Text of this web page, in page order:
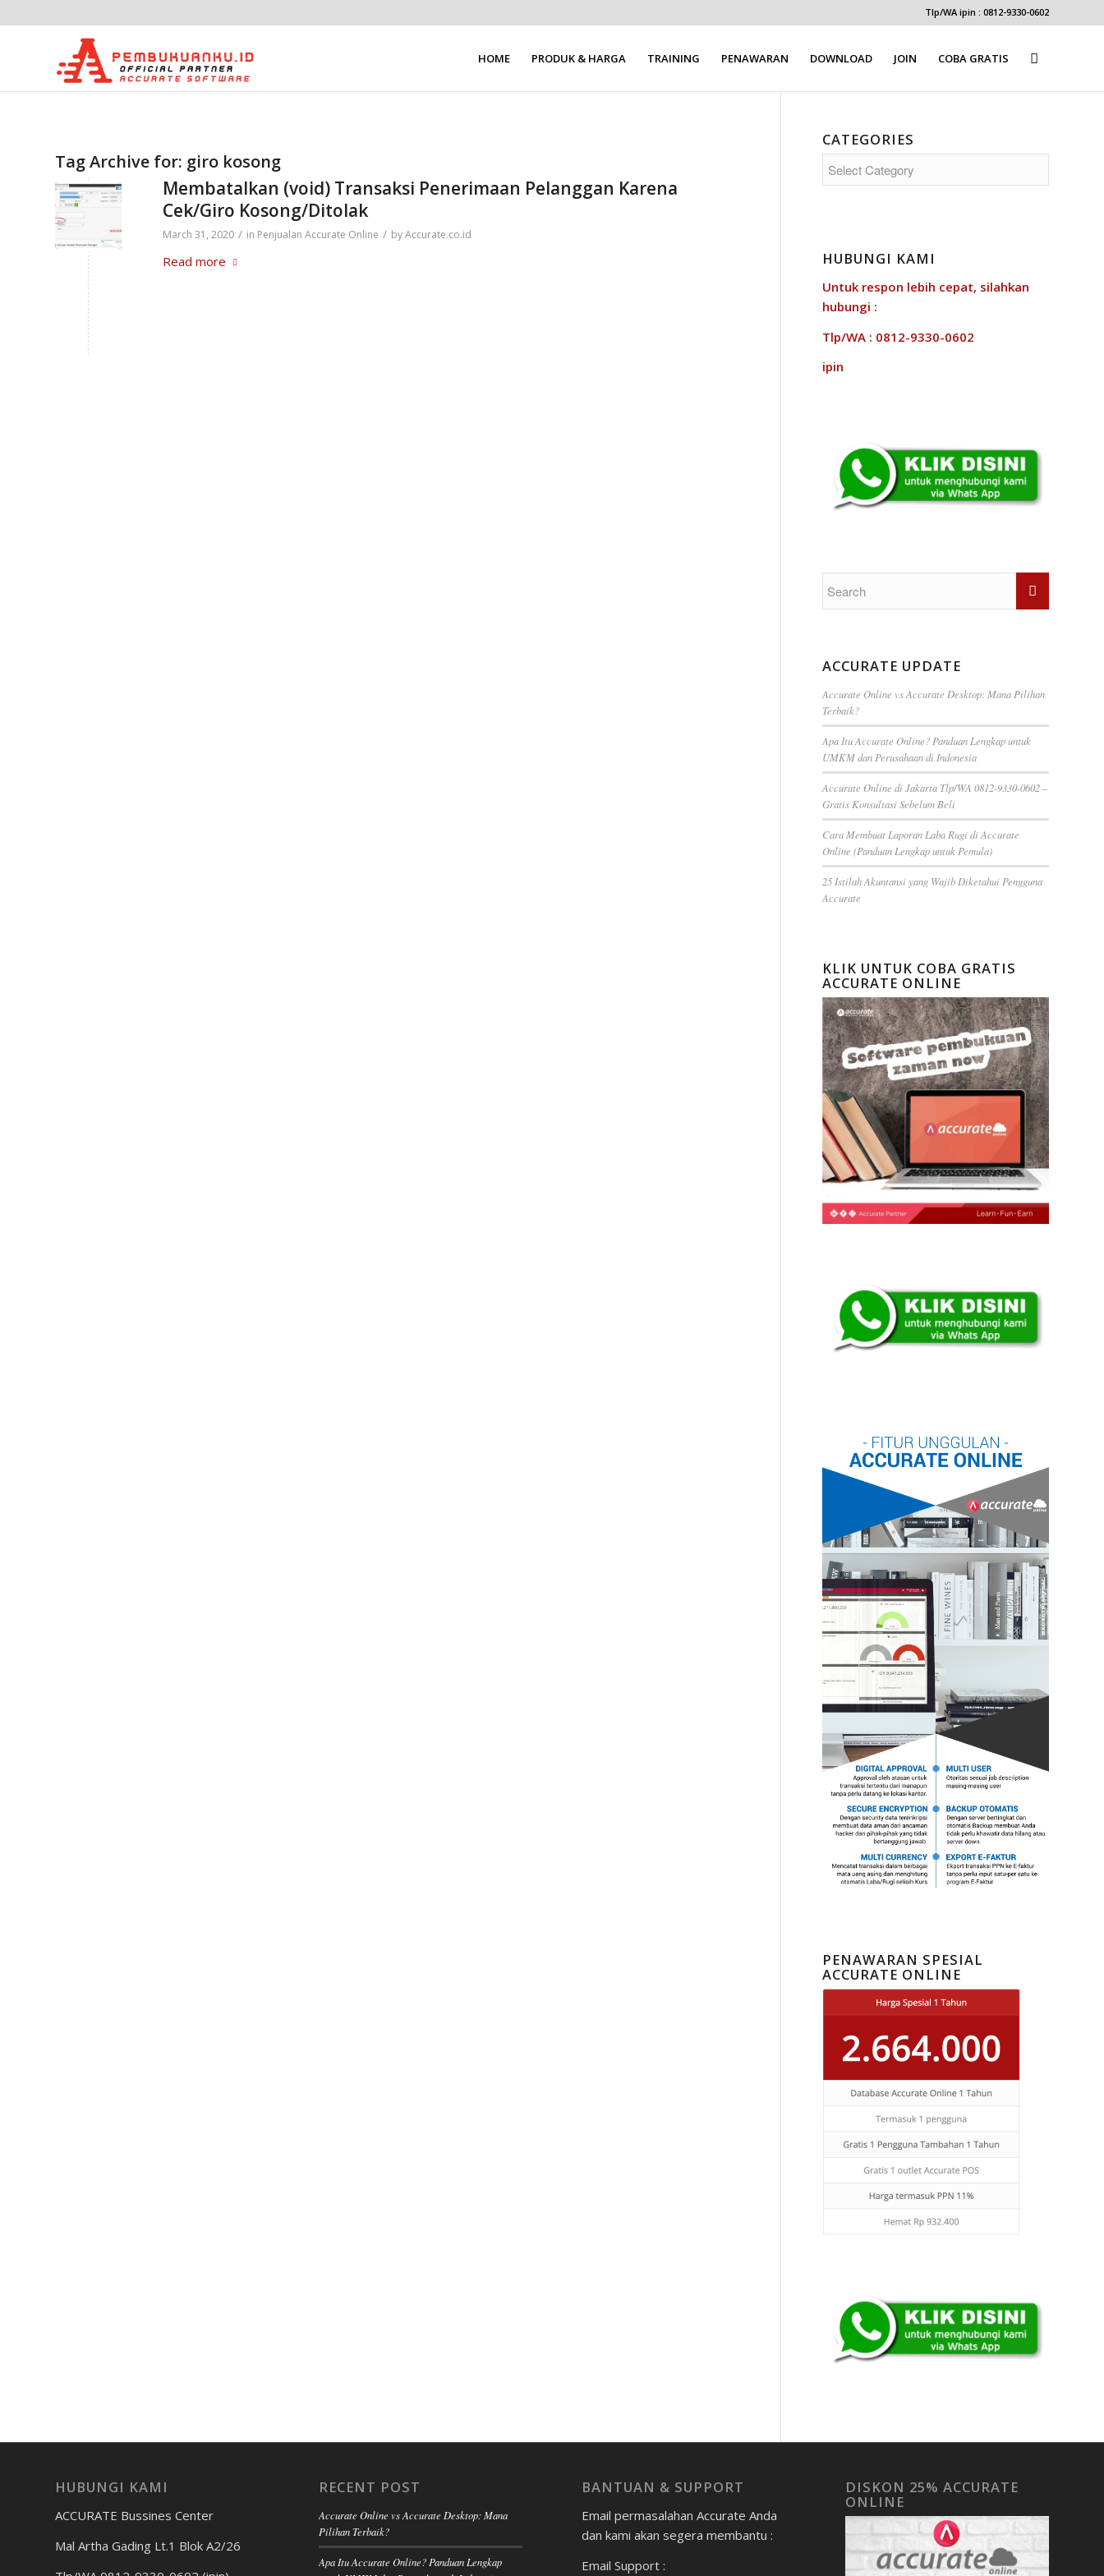
Tlp/WA ipin : 0812-9330-0602
HOME PRODUK & HARGA TRAINING PENAWARAN DOWNLOAD JOIN COBA GRATIS
Tag Archive for: giro kosong
Membatalkan (void) Transaksi Penerimaan Pelanggan Karena
Cek/Giro Kosong/Ditolak
March 31, 2020 / in Penjualan Accurate Online / byAccurate.co.id
Read more
CATEGORIES
Categories
HUBUNGI KAMI
Untuk respon lebih cepat, silahkan
hubungi :
Tlp/WA : 0812-9330-0602
ipin
ACCURATE UPDATE
Accurate Online vs Accurate Desktop: Mana Pilihan
Terbaik?
Apa Itu Accurate Online? Panduan Lengkap untuk
UMKM dan Perusahaan di Indonesia
Accurate Online di Jakarta Tlp/WA 0812-9330-0602 –
Gratis Konsultasi Sebelum Beli
Cara Membuat Laporan Laba Rugi di Accurate
Online (Panduan Lengkap untuk Pemula)
25 Istilah Akuntansi yang Wajib Diketahui Pengguna
Accurate
KLIK UNTUK COBA GRATIS
ACCURATE ONLINE
PENAWARAN SPESIAL
ACCURATE ONLINE
HUBUNGI KAMI
ACCURATE Bussines Center
Mal Artha Gading Lt.1 Blok A2/26
RECENT POST
Accurate Online vs Accurate Desktop: Mana
Pilihan Terbaik?
Apa Itu Accurate Online? Panduan Lengkap
BANTUAN & SUPPORT
Email permasalahan Accurate Anda
dan kami akan segera membantu :
Email Support :
DISKON 25% ACCURATE
ONLINE